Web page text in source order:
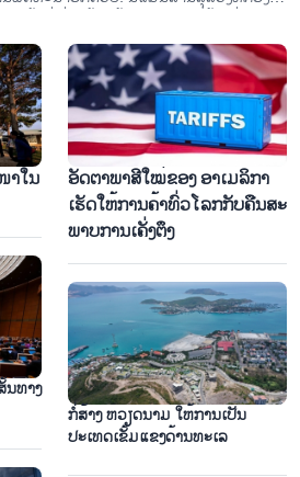
ມະນຸດສະທຳ
ຂ່ຳນັບຮັບຕ້ອນ 50 ປີແຫ່ງນະຄອນ
າງແຮງ, ຫັນໂອກາດສາກົນໃຫ້ກາຍເປັນໝາກ
ດ.
າ​ໃນ​
ນ​ທາງ​
ອັດ​ຕາ​ພາ​ສີ​ໃໝ່​ຂອງ ອາ​ເມ​ລິ​ກາ​
ເຮັດ​ໃຫ້​ການ​ຄ້າ​ທົ່ວ​ໂລກ​ກັບ​ຄືນ​ສະ​
ພາບ​ການ​ເຄັ່ງ​ຕຶງ
ກໍ່ສ້າງ ຫວຽດນາມ ໃຫ້ການເປັນ
ປະເທດເຂັ້ມແຂງດ້ານທະເລ